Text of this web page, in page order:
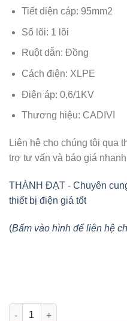
Tiết diện cáp: 95mm2
Số lõi: 1 lõi
Ruột dẫn: Đồng
Cách điện: XLPE
Điện áp: 0,6/1KV
Thương hiệu: CADIVI
Liên hệ cho chúng tôi qua
trợ tư vấn và báo giá
THÀNH ĐẠT - Chuyên
thiết bị điện giá tốt
(Bấm vào hình để liên hệ
Cáp CXV/FR 95mm2 CADIVI